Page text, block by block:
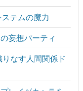
テムの魔力
妄想パーティ
なす人間関係ド